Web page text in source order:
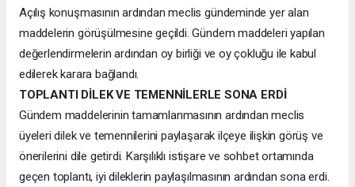
Açılış konuşmasının ardından meclis gündeminde yer alan
maddelerin görüşülmesine geçildi. Gündem maddeleri yapılan
değerlendirmelerin ardından oy birliği ve oy çokluğu ile kabul
edilerek karara bağlandı.
TOPLANTI DİLEK VE TEMENNİLERLE SONA ERDİ
Gündem maddelerinin tamamlanmasının ardından meclis
üyeleri dilek ve temennilerini paylaşarak ilçeye ilişkin görüş ve
önerilerini dile getirdi. Karşılıklı istişare ve sohbet ortamında
geçen toplantı, iyi dileklerin paylaşılmasının ardından sona erdi.